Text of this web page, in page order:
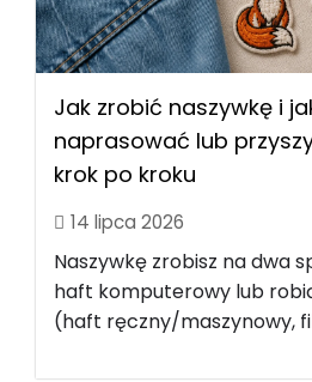
Jak zrobić naszywkę i
naprasować lub
krok po kroku
14 lipca 2026
Naszywkę zrobisz na dwa
haft komputerowy lub
(haft ręczny/maszynowy,